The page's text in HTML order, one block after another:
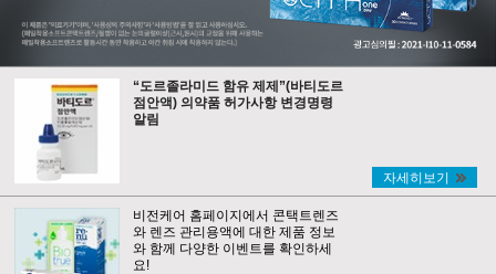
“도르졸라미드 함유 제제”(바티도르
점안액) 의약품 허가사항 변경명령
알림
자세히보기
비전케어 홈페이지에서 콘택트렌즈
와 렌즈 관리용액에 대한 제품 정보
와 함께 다양한 이벤트를 확인하세
요!